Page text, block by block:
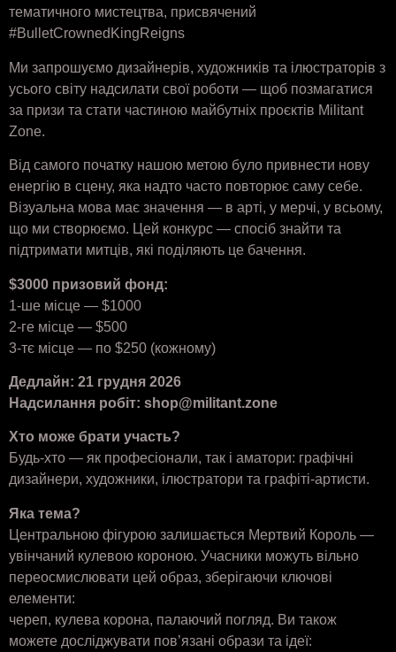
тематичного мистецтва, присвячений
#BulletCrownedKingReigns
Ми запрошуємо дизайнерів, художників та ілюстраторів з
усього світу надсилати свої роботи — щоб позмагатися
за призи та стати частиною майбутніх проєктів Militant
Zone.
Від самого початку нашою метою було привнести нову
енергію в сцену, яка надто часто повторює саму себе.
Візуальна мова має значення — в арті, у мерчі, у всьому,
що ми створюємо. Цей конкурс — спосіб знайти та
підтримати митців, які поділяють це бачення.
$3000 призовий фонд:
1-ше місце — $1000
2-ге місце — $500
3-тє місце — по $250 (кожному)
Дедлайн: 21 грудня 2026
Надсилання робіт: shop@militant.zone
Хто може брати участь?
Будь-хто — як професіонали, так і аматори: графічні
дизайнери, художники, ілюстратори та графіті-артисти.
Яка тема?
Центральною фігурою залишається Мертвий Король —
увінчаний кулевою короною. Учасники можуть вільно
переосмислювати цей образ, зберігаючи ключові
елементи:
череп, кулева корона, палаючий погляд. Ви також
можете досліджувати пов’язані образи та ідеї: